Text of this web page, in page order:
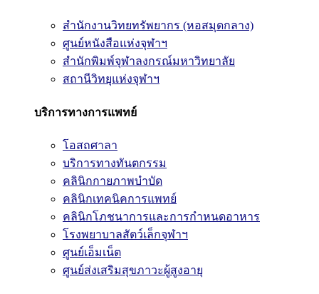
สำนักงานวิทยทรัพยากร (หอสมุดกลาง)
ศูนย์หนังสือแห่งจุฬาฯ
สำนักพิมพ์จุฬาลงกรณ์มหาวิทยาลัย
สถานีวิทยุแห่งจุฬาฯ
บริการทางการแพทย์
โอสถศาลา
บริการทางทันตกรรม
คลินิกกายภาพบำบัด
คลินิกเทคนิคการแพทย์
คลินิกโภชนาการและการกำหนดอาหาร
โรงพยาบาลสัตว์เล็กจุฬาฯ
ศูนย์เอ็มเน็ต
ศูนย์ส่งเสริมสุขภาวะผู้สูงอายุ